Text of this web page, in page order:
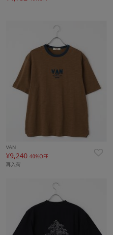
VAN
¥9,240 40%OFF
再入荷